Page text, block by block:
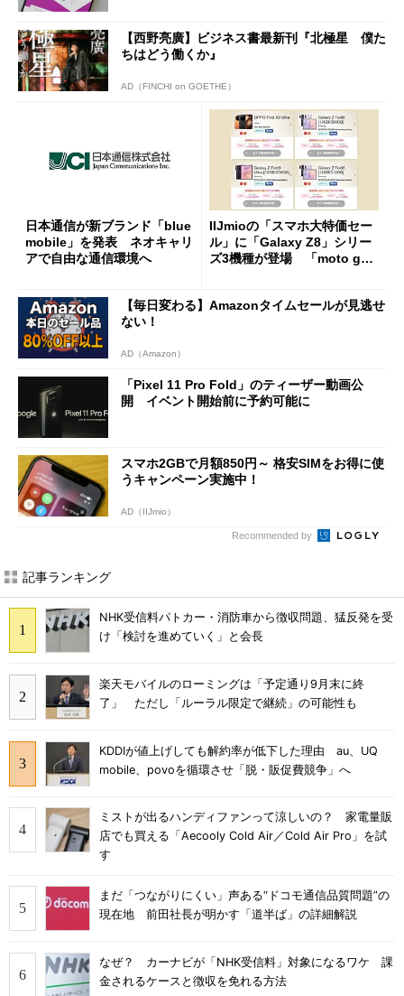
【西野亮廣】ビジネス書最新刊『北極星 僕た
ちはどう働くか』
AD（FINCHI on GOETHE）
日本通信が新ブランド「blue
mobile」を発表 ネオキャリ
アで自由な通信環境へ
IIJmioの「スマホ大特価セー
ル」に「Galaxy Z8」シリー
ズ3機種が登場 「moto g37
【毎日変わる】Amazonタイムセールが見逃せ
ない！
AD（Amazon）
「Pixel 11 Pro Fold」のティーザー動画公
開 イベント開始前に予約可能に
スマホ2GBで月額850円～ 格安SIMをお得に使
うキャンペーン実施中！
AD（IIJmio）
Recommended by
記事ランキング
NHK受信料パトカー・消防車から徴収問題、猛反発を受
け「検討を進めていく」と会長
楽天モバイルのローミングは「予定通り9月末に終
了」 ただし「ルーラル限定で継続」の可能性も
KDDIが値上げしても解約率が低下した理由 au、UQ
mobile、povoを循環させ「脱・販促費競争」へ
ミストが出るハンディファンって涼しいの？ 家電量販
店でも買える「Aecooly Cold Air／Cold Air Pro」を試
す
まだ「つながりにくい」声ある“ドコモ通信品質問題”の
現在地 前田社長が明かす「道半ば」の詳細解説
なぜ？ カーナビが「NHK受信料」対象になるワケ 課
金されるケースと徴収を免れる方法